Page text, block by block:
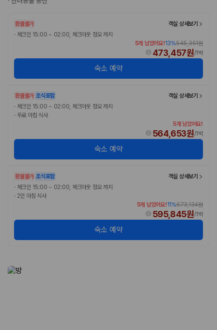
는 제주 렌트카 가격과 함께 보험 조건을 비교해 여행 스타일에 맞는 보장
수준을 선택할 수 있습니다.
3. 제주공항 접근성과 셔틀 조건을 함께 확인하세요
제주 렌트카는 차량 인수 위치와 셔틀 편의성에 따라 실제 이용 만족도가
달라집니다. 공항에서 렌트카 사무실까지의 이동 조건을 가격과 함께 비교
제주도 렌트카 차종별 가격비교
혼자 또는 2인 여행에 적합하며 제주 렌트카 최저가를 찾는 사용자
가 가장 먼저 비교하는 차종입니다.
준중형·중형차
종입니다.
SUV
가족 여행, 짐이 많은 여행, 장거리 이동에 적합하며 보험 조건과 차
단체 여행이나 4인 이상 가족 여행에 적합하며 인원수, 짐 공간, 보
험 조건을 함께 확인해야 합니다.
니다
환불불가
객실 상세보기
· 체크인 15:00 ~ 02:00, 체크아웃 정오 까지
5개 남았어요!13%545,351원
473,457원/1박
숙소 예약
환불불가 조식포함
객실 상세보기
· 체크인 15:00 ~ 02:00, 체크아웃 정오 까지
· 무료 아침 식사
5개 남았어요!
564,653원/1박
숙소 예약
환불불가 조식포함
객실 상세보기
· 체크인 15:00 ~ 02:00, 체크아웃 정오 까지
· 2인 아침 식사
5개 남았어요!11%673,134원
595,845원/1박
숙소 예약